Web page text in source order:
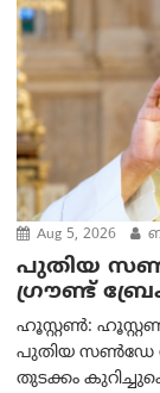
Aug 5, 2026
പുതിയ
ഗ്രൗണ്ട്
ഹൂസ്റ്റൺ:
പുതിയ സൺഡേ
തുടക്കം